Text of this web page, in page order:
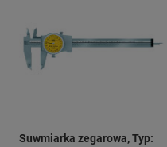
Suwmiarka zegarowa, Typ: